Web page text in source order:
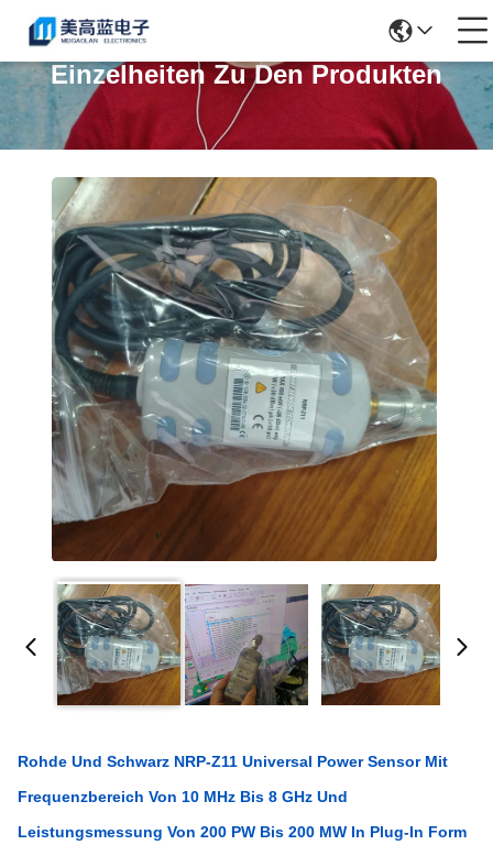
Einzelheiten Zu Den Produkten
Rohde Und Schwarz NRP-Z11 Universal Power Sensor Mit
Frequenzbereich Von 10 MHz Bis 8 GHz Und
Leistungsmessung Von 200 PW Bis 200 MW In Plug-In Form